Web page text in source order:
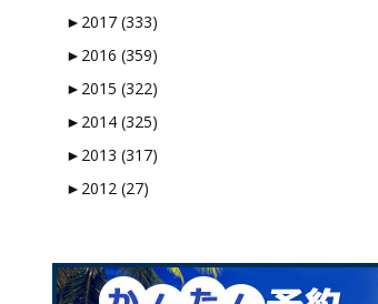
► 2017 (333)
► 2016 (359)
► 2015 (322)
► 2014 (325)
► 2013 (317)
► 2012 (27)